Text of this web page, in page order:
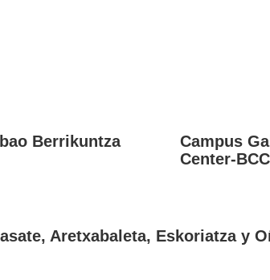
Berrikuntza
Campus
Center-BCC
Más
Aretxabaleta, Eskoriatza y
Más